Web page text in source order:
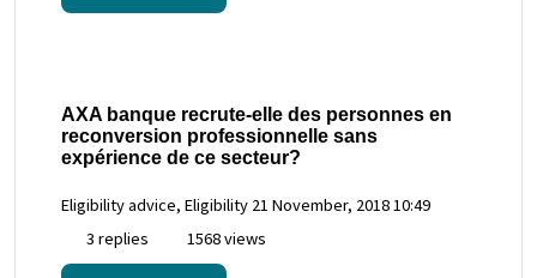
AXA banque recrute-elle des personnes en
reconversion professionnelle sans
expérience de ce secteur?
Eligibility advice, Eligibility 21 November, 2018 10:49
3 replies
1568 views